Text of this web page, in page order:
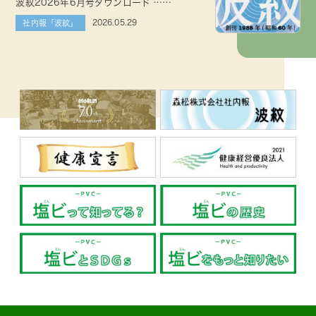
波紋2026年6月号ダウンロード ……
社内報「波紋」 2026.05.29